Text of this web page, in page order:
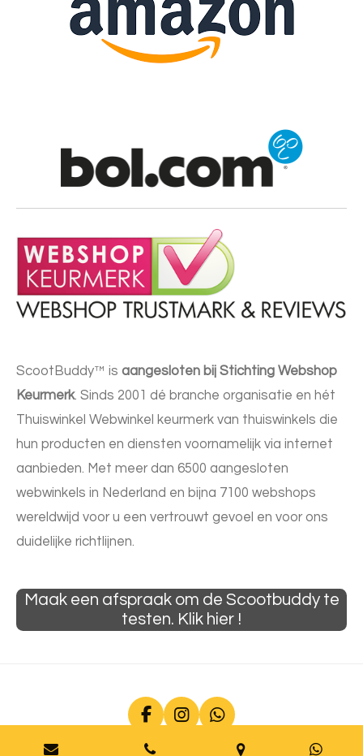
ScootBuddy™ is aangesloten bij Stichting Webshop
Keurmerk. Sinds 2001 dé branche organisatie en hét
Thuiswinkel Webwinkel keurmerk van thuiswinkels die
hun producten en diensten voornamelijk via internet
aanbieden. Met meer dan 6500 aangesloten
webwinkels in Nederland en bijna 7100 webshops
wereldwijd voor u een vertrouwt gevoel en voor ons
duidelijke richtlijnen.
Maak een afspraak om de Scootbuddy te
testen. Klik hier !
F
I
W